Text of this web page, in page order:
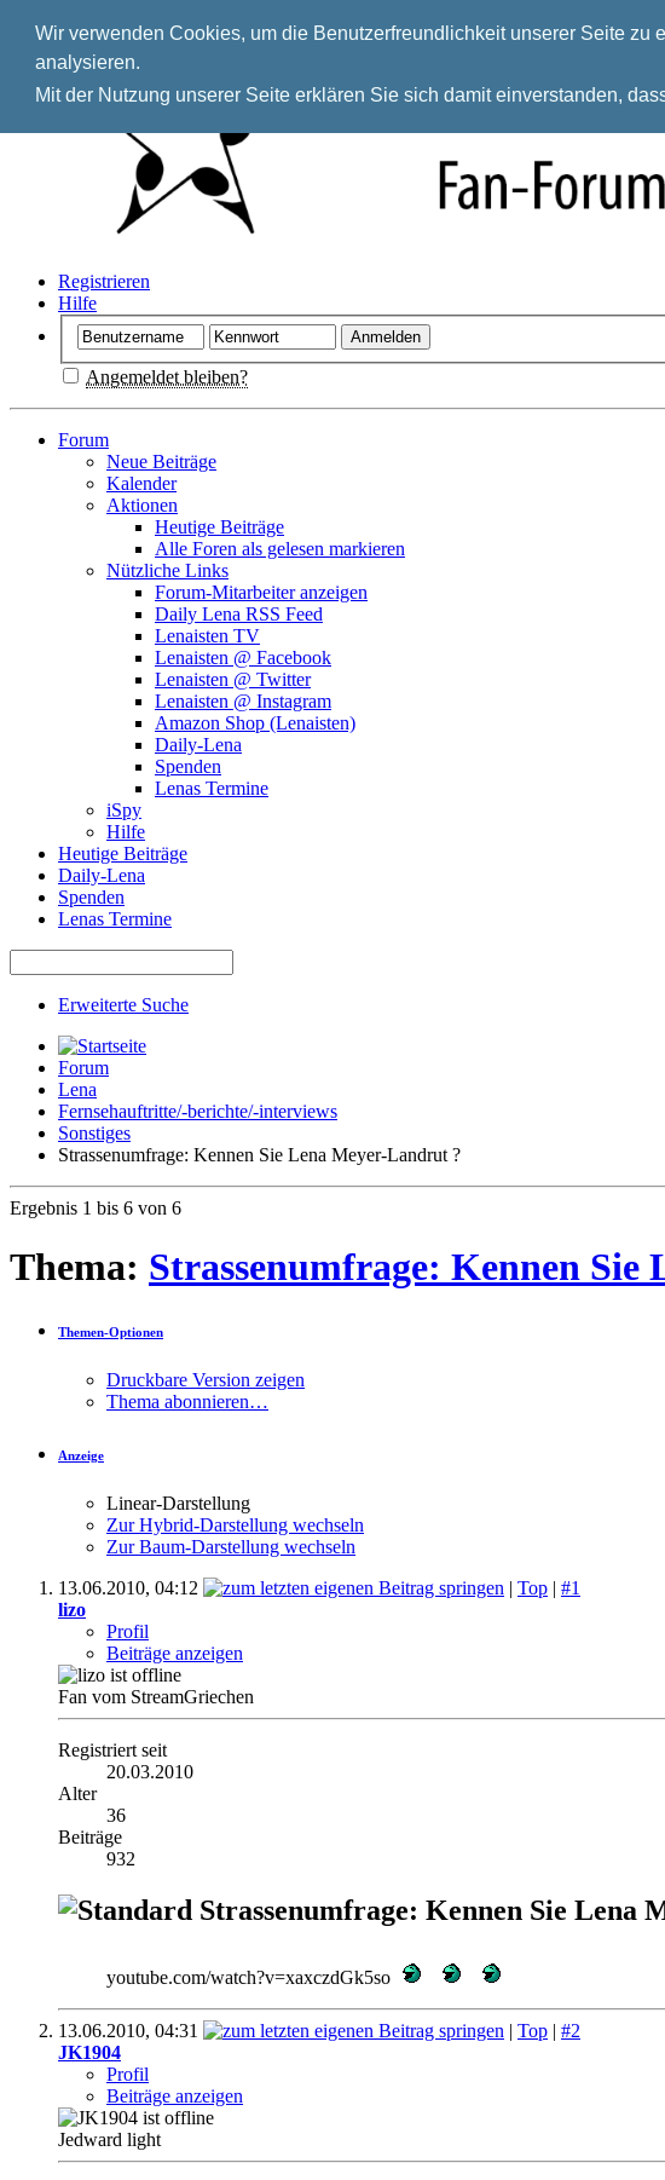
Wir verwenden Cookies, um die Benutzerfreundlichkeit unserer Seite
analysieren.
Mit der Nutzung unserer Seite erklären Sie sich damit einverstanden,
Registrieren
Hilfe
Angemeldet bleiben?
Forum
Neue Beiträge
Kalender
Aktionen
Heutige Beiträge
Alle Foren als gelesen markieren
Nützliche Links
Forum-Mitarbeiter anzeigen
Daily Lena RSS Feed
Lenaisten TV
Lenaisten @ Facebook
Lenaisten @ Twitter
Lenaisten @ Instagram
Amazon Shop (Lenaisten)
Daily-Lena
Spenden
Lenas Termine
iSpy
Hilfe
Heutige Beiträge
Daily-Lena
Spenden
Lenas Termine
Erweiterte Suche
Forum
Lena
Fernsehauftritte/-berichte/-interviews
Sonstiges
Strassenumfrage: Kennen Sie Lena Meyer-Landrut ?
Ergebnis 1 bis 6 von 6
Thema: Strassenumfrage: Kennen
Themen-Optionen
Druckbare Version zeigen
Thema abonnieren…
Anzeige
Linear-Darstellung
Zur Hybrid-Darstellung wechseln
Zur Baum-Darstellung wechseln
13.06.2010, 04:12 | Top | #1
lizo
Profil
Beiträge anzeigen
Fan vom StreamGriechen
Registriert seit
20.03.2010
Alter
36
Beiträge
932
Strassenumfrage: Kennen Sie Lena
youtube.com/watch?v=xaxczdGk5so
13.06.2010, 04:31 | Top | #2
JK1904
Profil
Beiträge anzeigen
Jedward light